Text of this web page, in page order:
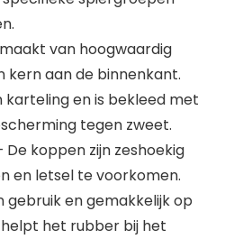
van hoogwaardig
aan de binnenkant.
karteling en is bekleed met
tegen zweet.
De koppen zijn zeshoekig
en letsel te voorkomen.
gebruik en gemakkelijk op
het rubber bij het